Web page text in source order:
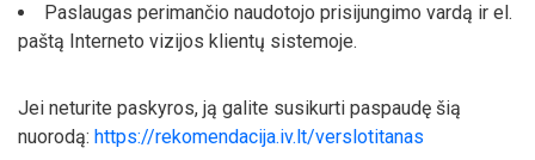
Paslaugas perimančio naudotojo prisijungimo vardą ir el.
paštą Interneto vizijos klientų sistemoje.
Jei neturite paskyros, ją galite susikurti paspaudę šią
nuorodą: https://rekomendacija.iv.lt/verslotitanas